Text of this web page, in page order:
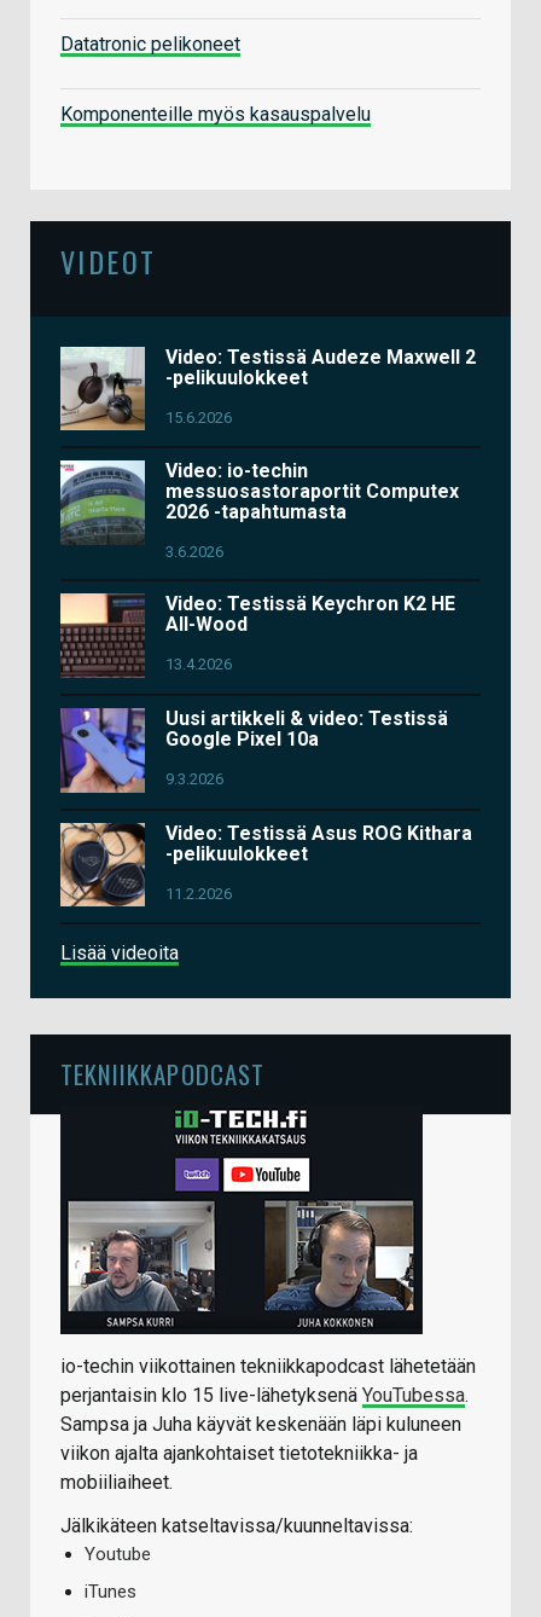
Datatronic pelikoneet
Komponenteille myös kasauspalvelu
VIDEOT
Video: Testissä Audeze Maxwell 2
-pelikuulokkeet
15.6.2026
Video: io-techin
messuosastoraportit Computex
2026 -tapahtumasta
3.6.2026
Video: Testissä Keychron K2 HE
All-Wood
13.4.2026
Uusi artikkeli & video: Testissä
Google Pixel 10a
9.3.2026
Video: Testissä Asus ROG Kithara
-pelikuulokkeet
11.2.2026
Lisää videoita
TEKNIIKKAPODCAST
io-techin viikottainen tekniikkapodcast lähetetään
perjantaisin klo 15 live-lähetyksenä YouTubessa.
Sampsa ja Juha käyvät keskenään läpi kuluneen
viikon ajalta ajankohtaiset tietotekniikka- ja
mobiiliaiheet.
Jälkikäteen katseltavissa/kuunneltavissa:
Youtube
iTunes